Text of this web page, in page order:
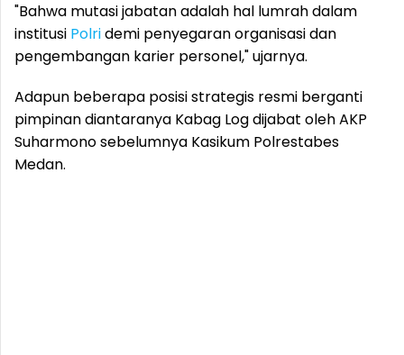
"Bahwa mutasi jabatan adalah hal lumrah dalam
institusi Polridemi penyegaran organisasi dan
pengembangan karier personel," ujarnya.
Adapun beberapa posisi strategis resmi berganti
pimpinan diantaranya Kabag Log dijabat oleh AKP
Suharmono sebelumnya Kasikum Polrestabes
Medan.